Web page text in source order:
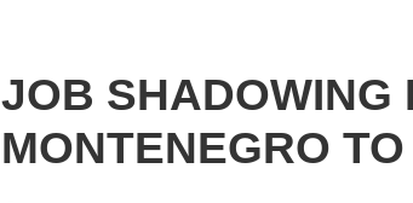
JOB SHADOWING
MONTENEGRO